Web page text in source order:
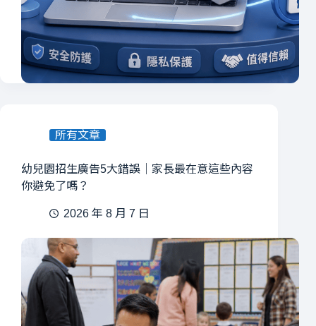
所有文章
幼兒園招生廣告5大錯誤｜家長最在意這些內容
你避免了嗎？
2026 年 8 月 7 日